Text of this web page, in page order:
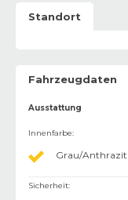
Standort
Fahrzeugdaten
Ausstattung
Innenfarbe:
Grau/Anthrazit
Sicherheit: